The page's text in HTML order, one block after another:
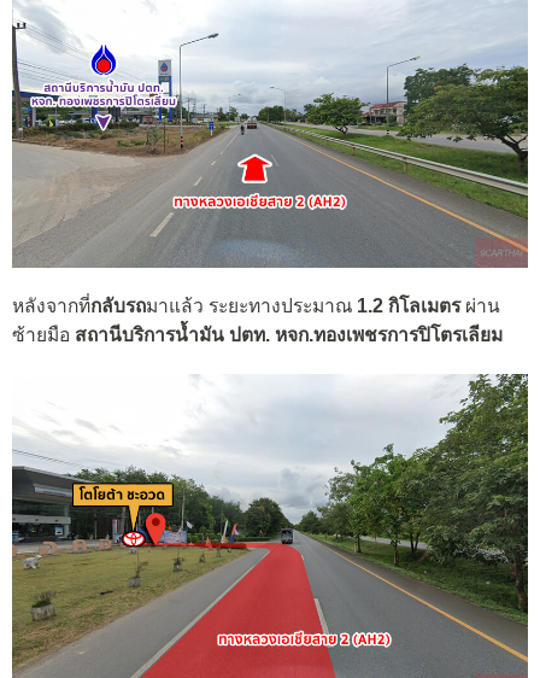
หลังจากที่กลับรถมาแล้ว ระยะทางประมาณ 1.2 กิโลเมตรผ่าน
ซ้ายมือ สถานีบริการน้ำมัน ปตท. หจก.ทองเพชรการปิโตรเลียม